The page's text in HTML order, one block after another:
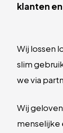
klanten
Wij lossen
slim
we via
Wij
menselijke